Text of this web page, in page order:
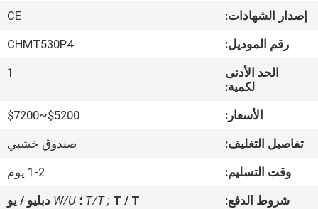
معلومات
جولة
المصنع
مراقبة
الجودة
إصدار الشهادات:
CE
رقم الموديل:
CHMT530P4
الحد الأدنى
لكمية:
1
الأسعار:
$5200~$7200
تفاصيل التغليف:
صندوق خشبي
وقت التسليم:
1-2 يوم
شروط الدفع:
T/T ; T / T ؛ W/U دبليو / يو